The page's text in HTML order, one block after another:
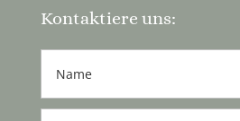
Kontaktiere uns: